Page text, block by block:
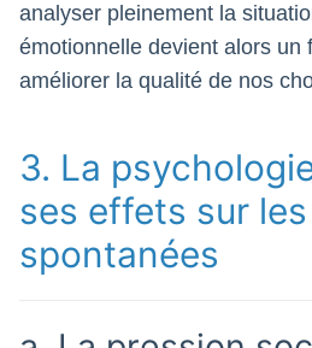
analyser pleinement la
émotionnelle devient alors un
améliorer la qualité de nos
3. La
ses effets sur
spontanées